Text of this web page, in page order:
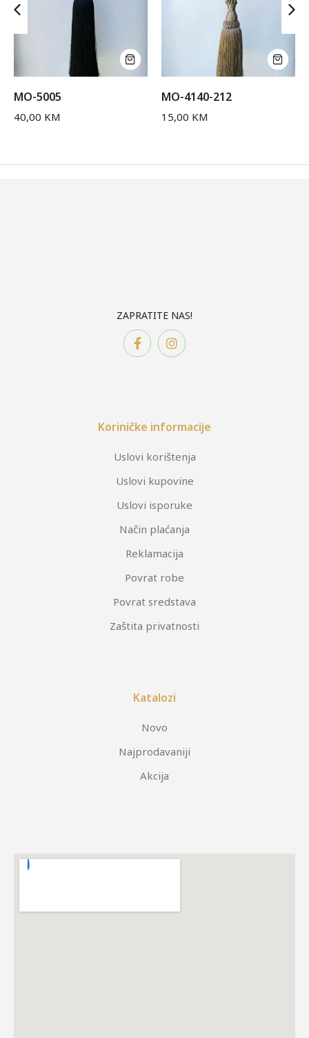
MO-5005
40,00 KM
MO-4140-212
15,00 KM
ZAPRATITE NAS!
Koriničke informacije
Uslovi korištenja
Uslovi kupovine
Uslovi isporuke
Način plaćanja
Reklamacija
Povrat robe
Povrat sredstava
Zaštita privatnosti
Katalozi
Novo
Najprodavaniji
Akcija